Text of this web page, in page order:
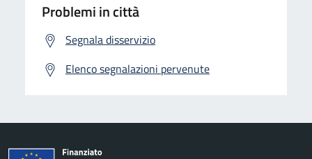
Problemi in città
Segnala disservizio
Elenco segnalazioni pervenute